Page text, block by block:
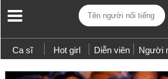
Ca sĩ Hot girl Diễn viên Người